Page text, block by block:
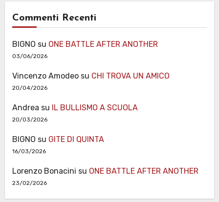
Commenti Recenti
BIGNO su ONE BATTLE AFTER ANOTHER
03/06/2026
Vincenzo Amodeosu CHI TROVA UN AMICO
20/04/2026
Andrea su IL BULLISMO A SCUOLA
20/03/2026
BIGNO su GITE DI QUINTA
16/03/2026
Lorenzo Bonacini su ONE BATTLE AFTER ANOTHER
23/02/2026